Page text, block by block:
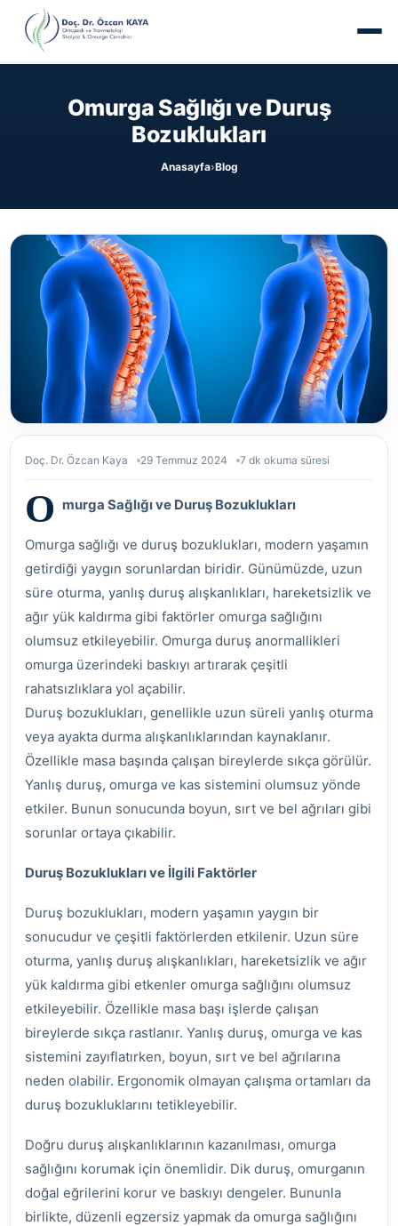
Omurga Sağlığı ve Duruş
Bozuklukları
Anasayfa›Blog
Doç. Dr. Özcan Kaya 29 Temmuz 2024 7 dk okuma süresi
O murga Sağlığı ve Duruş Bozuklukları
Omurga sağlığı ve duruş bozuklukları, modern yaşamın
getirdiği yaygın sorunlardan biridir. Günümüzde, uzun
süre oturma, yanlış duruş alışkanlıkları, hareketsizlik ve
ağır yük kaldırma gibi faktörler omurga sağlığını
olumsuz etkileyebilir. Omurga duruş anormallikleri
omurga üzerindeki baskıyı artırarak çeşitli
rahatsızlıklara yol açabilir.
Duruş bozuklukları, genellikle uzun süreli yanlış oturma
veya ayakta durma alışkanlıklarından kaynaklanır.
Özellikle masa başında çalışan bireylerde sıkça görülür.
Yanlış duruş, omurga ve kas sistemini olumsuz yönde
etkiler. Bunun sonucunda boyun, sırt ve bel ağrıları gibi
sorunlar ortaya çıkabilir.
Duruş Bozuklukları ve İlgili Faktörler
Duruş bozuklukları, modern yaşamın yaygın bir
sonucudur ve çeşitli faktörlerden etkilenir. Uzun süre
oturma, yanlış duruş alışkanlıkları, hareketsizlik ve ağır
yük kaldırma gibi etkenler omurga sağlığını olumsuz
etkileyebilir. Özellikle masa başı işlerde çalışan
bireylerde sıkça rastlanır. Yanlış duruş, omurga ve kas
sistemini zayıflatırken, boyun, sırt ve bel ağrılarına
neden olabilir. Ergonomik olmayan çalışma ortamları da
duruş bozukluklarını tetikleyebilir.
Doğru duruş alışkanlıklarının kazanılması, omurga
sağlığını korumak için önemlidir. Dik duruş, omurganın
doğal eğrilerini korur ve baskıyı dengeler. Bununla
birlikte, düzenli egzersiz yapmak da omurga sağlığını